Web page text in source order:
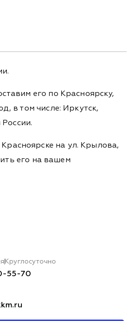
его по Красноярску,
в том числе: Иркутск,
на ул. Крылова,
его на вашем
Круглосуточно
55-70